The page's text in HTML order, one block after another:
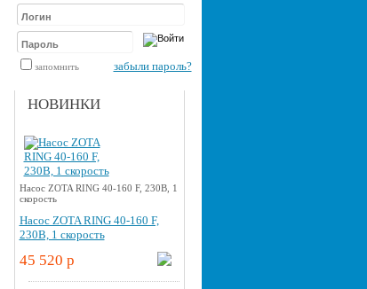
запомнить забыли пароль?
НОВИНКИ
Насос ZOTA RING 40-160 F, 230В, 1
скорость
Насос ZOTA RING 40-160 F,
230В, 1 скорость
45 520 p